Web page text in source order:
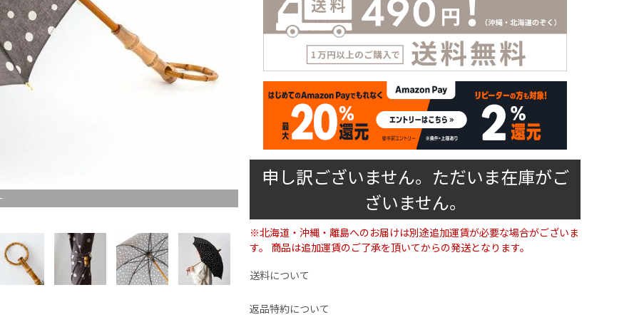
申し訳ございません。ただいま在庫がご
ざいません。
※北海道・沖縄・離島へのお届けは別途追加運賃が必要な場合がございま
す。 商品は追加運賃のご了承を頂いてからの発送となります。
送料について
返品特約について